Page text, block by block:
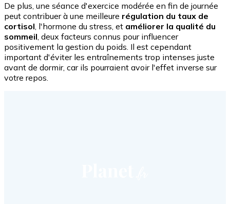
De plus, une séance d'exercice modérée en fin de journée
peut contribuer à une meilleure régulation du taux de
cortisol, l'hormone du stress, et améliorer la qualité du
sommeil, deux facteurs connus pour influencer
positivement la gestion du poids. Il est cependant
important d'éviter les entraînements trop intenses juste
avant de dormir, car ils pourraient avoir l'effet inverse sur
votre repos.